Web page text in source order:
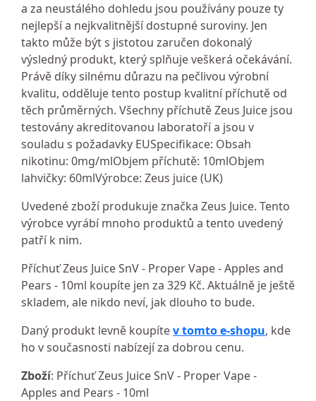
a za neustálého dohledu jsou používány pouze ty
nejlepší a nejkvalitnější dostupné suroviny. Jen
takto může být s jistotou zaručen dokonalý
výsledný produkt, který splňuje veškerá očekávání.
Právě díky silnému důrazu na pečlivou výrobní
kvalitu, odděluje tento postup kvalitní příchutě od
těch průměrných. Všechny příchutě Zeus Juice jsou
testovány akreditovanou laboratoří a jsou v
souladu s požadavky EUSpecifikace: Obsah
nikotinu: 0mg/mlObjem příchutě: 10mlObjem
lahvičky: 60mlVýrobce: Zeus juice (UK)
Uvedené zboží produkuje značka Zeus Juice. Tento
výrobce vyrábí mnoho produktů a tento uvedený
patří k nim.
Příchuť Zeus Juice SnV - Proper Vape - Apples and
Pears - 10ml koupíte jen za 329 Kč. Aktuálně je ještě
skladem, ale nikdo neví, jak dlouho to bude.
Daný produkt levně koupítev tomto e-shopu, kde
ho v současnosti nabízejí za dobrou cenu.
Zboží: Příchuť Zeus Juice SnV - Proper Vape -
Apples and Pears - 10ml